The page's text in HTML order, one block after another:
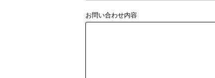
お問い合わせ内容